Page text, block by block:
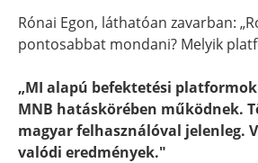
Rónai Egon, láthatóan zavarban:
pontosabbat mondani? Melyik
„MI alapú befektetési
MNB hatáskörében működnek.
magyar felhasználóval jelenleg.
valódi eredmények."